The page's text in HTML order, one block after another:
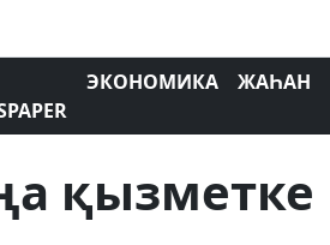
ЭКОНОМИКА ЖАҺАН
қызметке